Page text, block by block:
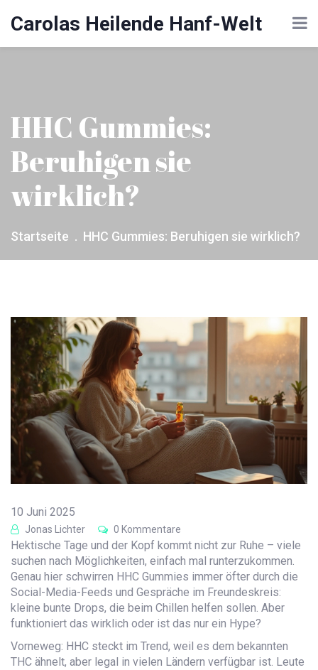
Carolas Heilende Hanf-Welt
HHC Gummies:
Beruhigen sie
wirklich?
Startseite HHC Gummies: Beruhigen sie wirklich?
10 Juni 2025
Jonas Lichter 0 Kommentare
Hektische Tage und der Kopf kommt nicht zur Ruhe – viele
suchen nach Möglichkeiten, einfach mal runterzukommen.
Genau hier schwirren HHC Gummies immer öfter durch die
Social-Media-Feeds und Gespräche im Freundeskreis:
kleine bunte Drops, die beim Chillen helfen sollen. Aber
funktioniert das wirklich oder ist das nur ein Hype?
Vorneweg: HHC steckt im Trend, weil es dem bekannten
THC ähnelt, aber legal in vielen Ländern verfügbar ist. Leute